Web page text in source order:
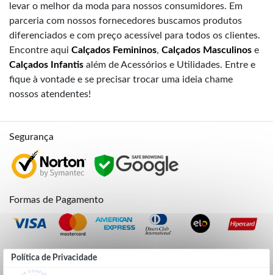
Política de Privacidade
levar o melhor da moda para nossos consumidores. Em
parceria com nossos fornecedores buscamos produtos
diferenciados e com preço acessível para todos os clientes.
Encontre aqui Calçados Femininos, Calçados Masculinos e
Calçados Infantis além de Acessórios e Utilidades. Entre e
fique à vontade e se precisar trocar uma ideia chame
nossos atendentes!
Segurança
Formas de Pagamento
Credibilidade